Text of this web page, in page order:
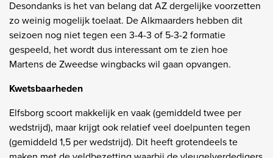
Desondanks is het van belang dat AZ dergelijke voorzetten
zo weinig mogelijk toelaat. De Alkmaarders hebben dit
seizoen nog niet tegen een 3-4-3 of 5-3-2 formatie
gespeeld, het wordt dus interessant om te zien hoe
Martens de Zweedse wingbacks wil gaan opvangen.
Kwetsbaarheden
Elfsborg scoort makkelijk en vaak (gemiddeld twee per
wedstrijd), maar krijgt ook relatief veel doelpunten tegen
(gemiddeld 1,5 per wedstrijd). Dit heeft grotendeels te